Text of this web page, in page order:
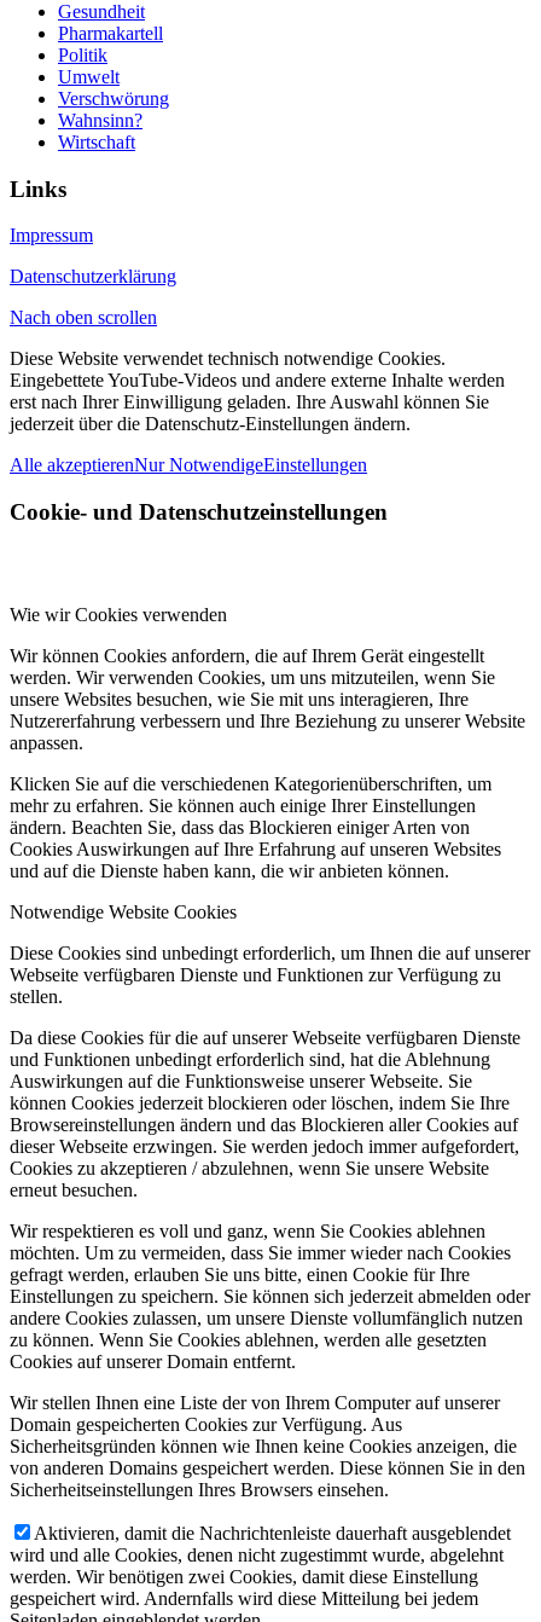
Gesundheit
Pharmakartell
Politik
Umwelt
Verschwörung
Wahnsinn?
Wirtschaft
Links
Impressum
Datenschutzerklärung
Nach oben scrollen
Diese Website verwendet technisch notwendige Cookies.
Eingebettete YouTube-Videos und andere externe Inhalte werden
erst nach Ihrer Einwilligung geladen. Ihre Auswahl können Sie
jederzeit über die Datenschutz-Einstellungen ändern.
Alle akzeptierenNur NotwendigeEinstellungen
Cookie- und Datenschutzeinstellungen
Wie wir Cookies verwenden
Wir können Cookies anfordern, die auf Ihrem Gerät eingestellt
werden. Wir verwenden Cookies, um uns mitzuteilen, wenn Sie
unsere Websites besuchen, wie Sie mit uns interagieren, Ihre
Nutzererfahrung verbessern und Ihre Beziehung zu unserer Website
anpassen.
Klicken Sie auf die verschiedenen Kategorienüberschriften, um
mehr zu erfahren. Sie können auch einige Ihrer Einstellungen
ändern. Beachten Sie, dass das Blockieren einiger Arten von
Cookies Auswirkungen auf Ihre Erfahrung auf unseren Websites
und auf die Dienste haben kann, die wir anbieten können.
Notwendige Website Cookies
Diese Cookies sind unbedingt erforderlich, um Ihnen die auf unserer
Webseite verfügbaren Dienste und Funktionen zur Verfügung zu
stellen.
Da diese Cookies für die auf unserer Webseite verfügbaren Dienste
und Funktionen unbedingt erforderlich sind, hat die Ablehnung
Auswirkungen auf die Funktionsweise unserer Webseite. Sie
können Cookies jederzeit blockieren oder löschen, indem Sie Ihre
Browsereinstellungen ändern und das Blockieren aller Cookies auf
dieser Webseite erzwingen. Sie werden jedoch immer aufgefordert,
Cookies zu akzeptieren / abzulehnen, wenn Sie unsere Website
erneut besuchen.
Wir respektieren es voll und ganz, wenn Sie Cookies ablehnen
möchten. Um zu vermeiden, dass Sie immer wieder nach Cookies
gefragt werden, erlauben Sie uns bitte, einen Cookie für Ihre
Einstellungen zu speichern. Sie können sich jederzeit abmelden oder
andere Cookies zulassen, um unsere Dienste vollumfänglich nutzen
zu können. Wenn Sie Cookies ablehnen, werden alle gesetzten
Cookies auf unserer Domain entfernt.
Wir stellen Ihnen eine Liste der von Ihrem Computer auf unserer
Domain gespeicherten Cookies zur Verfügung. Aus
Sicherheitsgründen können wie Ihnen keine Cookies anzeigen, die
von anderen Domains gespeichert werden. Diese können Sie in den
Sicherheitseinstellungen Ihres Browsers einsehen.
Aktivieren, damit die Nachrichtenleiste dauerhaft ausgeblendet
wird und alle Cookies, denen nicht zugestimmt wurde, abgelehnt
werden. Wir benötigen zwei Cookies, damit diese Einstellung
gespeichert wird. Andernfalls wird diese Mitteilung bei jedem